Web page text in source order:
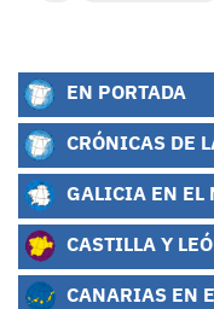
EN PORTADA
CRÓNICAS DE
GALICIA EN EL
CASTILLA Y
CANARIAS EN